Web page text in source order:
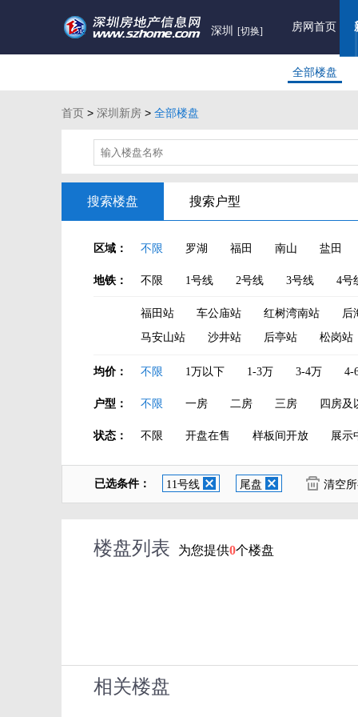
深圳 [切换] 房网首页
全部楼盘
首页 > 深圳新房 > 全部楼盘
搜索楼盘 搜索户型
区域： 不限 罗湖 福田 南山 盐田
地铁： 不限 1号线 2号线 3号线 4号
福田站 车公庙站 红树湾南站
后
马安山站
沙井站 后亭站 松岗站
均价： 不限 1万以下 1-3万 3-4万 4-
户型： 不限 一房 二房 三房 四房及
状态： 不限 开盘在售 样板间开放 展示
已选条件： 11号线 尾盘 清空
楼盘列表 为您提供0个楼盘
相关楼盘